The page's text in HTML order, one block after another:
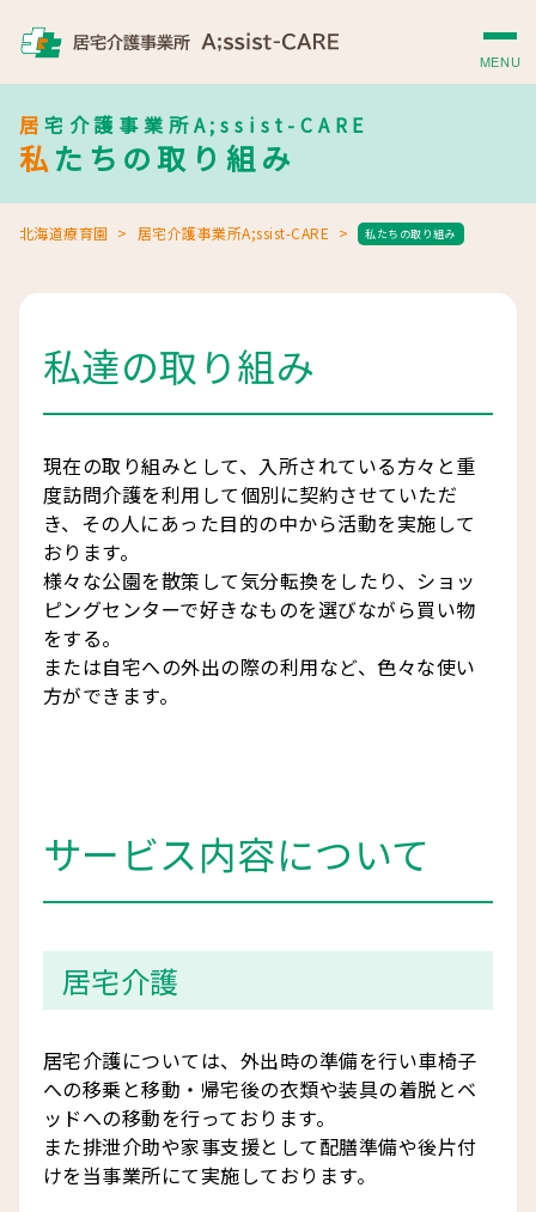
MENU
居宅介護事業所A;ssist-CARE
私たちの取り組み
北海道療育園 居宅介護事業所A;ssist-CARE 私たちの取り組み
私達の取り組み
現在の取り組みとして、入所されている方々と重
度訪問介護を利用して個別に契約させていただ
き、その人にあった目的の中から活動を実施して
おります。
様々な公園を散策して気分転換をしたり、ショッ
ピングセンターで好きなものを選びながら買い物
をする。
または自宅への外出の際の利用など、色々な使い
方ができます。
サービス内容について
居宅介護
居宅介護については、外出時の準備を行い車椅子
への移乗と移動・帰宅後の衣類や装具の着脱とベ
ッドへの移動を行っております。
また排泄介助や家事支援として配膳準備や後片付
けを当事業所にて実施しております。